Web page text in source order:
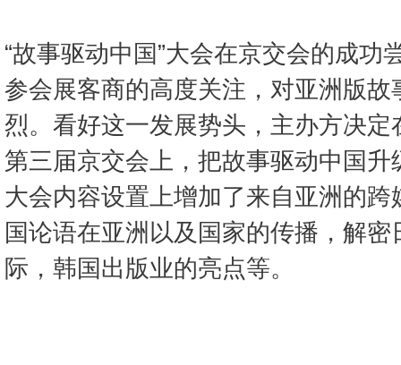
“故事驱动中国”大会在京交会的成功
参会展客商的高度关注，对亚洲版
烈。看好这一发展势头，主办方决
第三届京交会上，把故事驱动中国
大会内容设置上增加了来自亚洲的
国论语在亚洲以及国家的传播，解
际，韩国出版业的亮点等。